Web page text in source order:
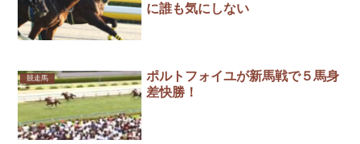
に誰も気にしない
競走馬
ポルトフォイユが新馬戦で５馬身
差快勝！